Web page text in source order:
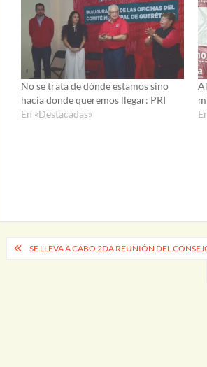
No se trata de dónde estamos sino
hacia donde queremos llegar: PRI
En «Destacadas»
Navegación
SE LLEVA A CABO 2DA REUNIÓN DEL